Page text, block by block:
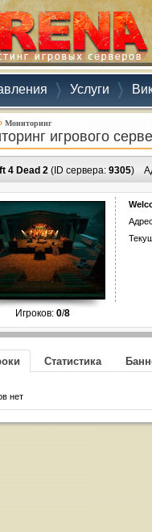
Услуги
Мониторинг
игрового
4 Dead 2 (ID сервера: 9305)
Игроков: 0/8
Статистика
нет